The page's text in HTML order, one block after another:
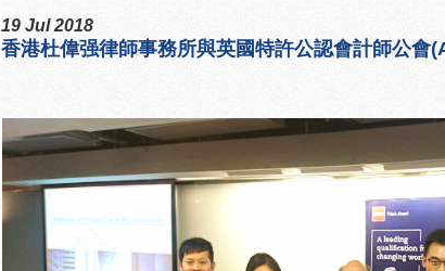
19 Jul 2018
香港杜偉强律師事務所與英國特許公認會計師公會